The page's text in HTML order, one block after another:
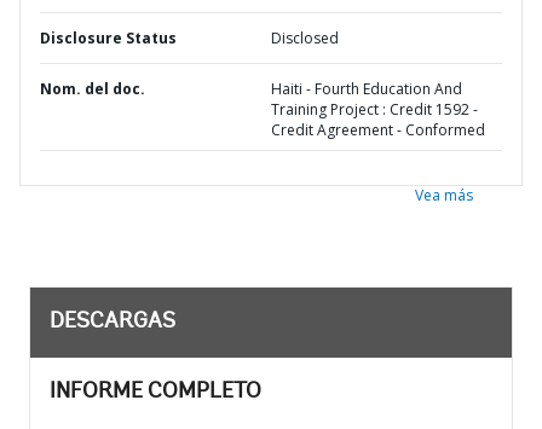
Disclosure Status Disclosed
Nom. del doc.
Haiti - Fourth Education And
Training Project : Credit 1592 -
Credit Agreement - Conformed
Vea más
DESCARGAS
INFORME COMPLETO